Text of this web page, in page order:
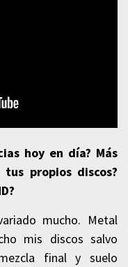
hoy en día? Más
propios discos?
mucho. Metal
mis discos salvo
final y suelo